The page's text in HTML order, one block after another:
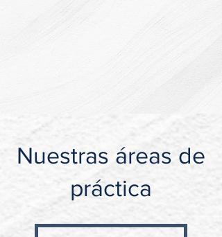
Nuestras áreas de
práctica